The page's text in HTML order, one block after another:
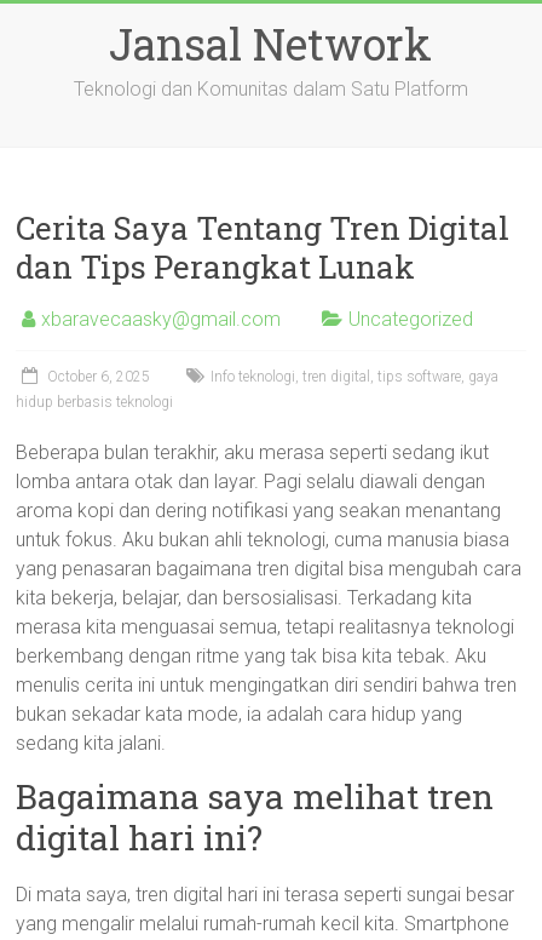
Jansal Network
Teknologi dan Komunitas dalam Satu Platform
Cerita Saya Tentang Tren Digital
dan Tips Perangkat Lunak
xbaravecaasky@gmail.com Uncategorized
October 6, 2025
Info teknologi, tren digital, tips software, gaya
hidup berbasis teknologi
Beberapa bulan terakhir, aku merasa seperti sedang ikut
lomba antara otak dan layar. Pagi selalu diawali dengan
aroma kopi dan dering notifikasi yang seakan menantang
untuk fokus. Aku bukan ahli teknologi, cuma manusia biasa
yang penasaran bagaimana tren digital bisa mengubah cara
kita bekerja, belajar, dan bersosialisasi. Terkadang kita
merasa kita menguasai semua, tetapi realitasnya teknologi
berkembang dengan ritme yang tak bisa kita tebak. Aku
menulis cerita ini untuk mengingatkan diri sendiri bahwa tren
bukan sekadar kata mode, ia adalah cara hidup yang
sedang kita jalani.
Bagaimana saya melihat tren
digital hari ini?
Di mata saya, tren digital hari ini terasa seperti sungai besar
yang mengalir melalui rumah-rumah kecil kita. Smartphone